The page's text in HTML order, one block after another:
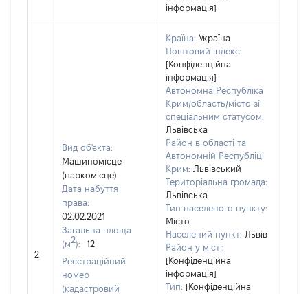
інформація]
2
Вид об'єкта:
Машиномісце
(паркомісце)
Дата набуття
права:
02.02.2021
Загальна площа
(м2):
12
Реєстраційний
номер
(кадастровий
Країна: Україна
Поштовий індекс:
[Конфіденційна
інформація]
Автономна Республіка
Крим/область/місто зі
спеціальним статусом:
Львівська
Район в області та
Автономній Республіці
Крим: Львівський
Територіальна громада:
Львівська
Тип населеного пункту:
Місто
Населений пункт: Львів
Район у місті:
[Конфіденційна
інформація]
Тип: [Конфіденційна